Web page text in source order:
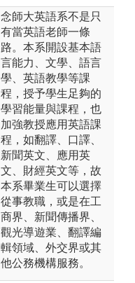
念師大英語系不是只
有當英語老師一條
路。本系開設基本語
言能力、文學、語言
學、英語教學等課
程，授予學生足夠的
學習能量與課程，也
加強教授應用英語課
程，如翻譯、口譯、
新聞英文、應用英
文、財經英文等，故
本系畢業生可以選擇
從事教職，或是在工
商界、新聞傳播界、
觀光導遊業、翻譯編
輯領域、外交界或其
他公務機構服務。